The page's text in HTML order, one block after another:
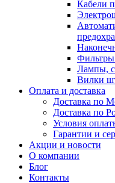
Кабели
Фильтры
Лампы,
Вилки
Оплата и доставка
Доставка по
Доставка по
Условия
Гарантии и
Акции и новости
О компании
Блог
Контакты